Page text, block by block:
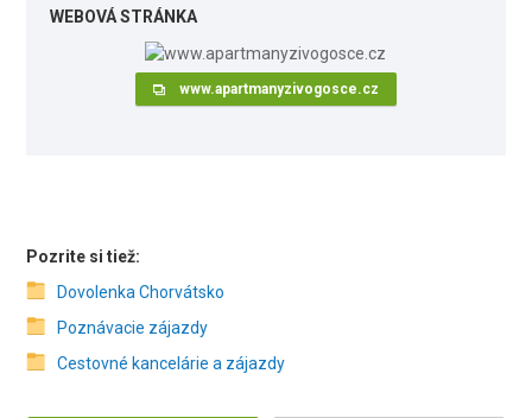
WEBOVÁ STRÁNKA
www.apartmanyzivogosce.cz
Pozrite si tiež:
Dovolenka Chorvátsko
Poznávacie zájazdy
Cestovné kancelárie a zájazdy